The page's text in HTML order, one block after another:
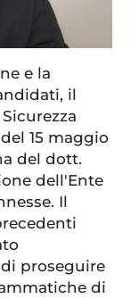
e la
il
15 maggio
del dott.
dell'Ente
Il
proseguire
di